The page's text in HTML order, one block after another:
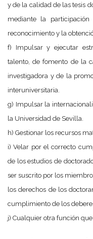
y de la calidad de las tesis
mediante la
reconocimiento y la
f) Impulsar y ejecutar
talento, de fomento de la
investigadora y de la
interuniversitaria.
g) Impulsar la
la Universidad de Sevilla.
h) Gestionar los recursos
i) Velar por el correcto
de los estudios de
ser suscrito por los
los derechos de los
cumplimiento de los
j) Cualquier otra función